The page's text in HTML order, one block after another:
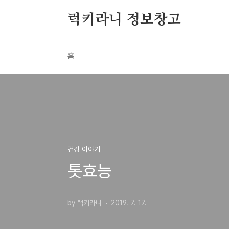
럭키라니 정보창고
홈
건강 이야기
톳효능
by 럭키라니 2019. 7. 17.